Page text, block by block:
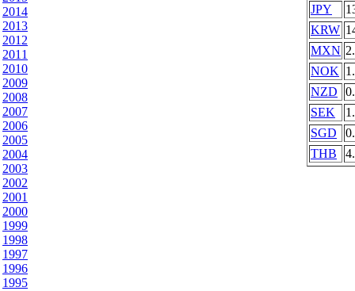
2014
2013
2012
2011
2010
2009
2008
2007
2006
2005
2004
2003
2002
2001
2000
1999
1998
1997
1996
1995
JPY
KRW
MXN
NOK
NZD
SEK
SGD
THB